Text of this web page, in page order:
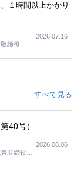
１時間以上かかり
設を選択したので
アの住まい選び
考えない外池ない
締役
2026.07.16
すべて見る
40号）
取締役社
2026.08.06